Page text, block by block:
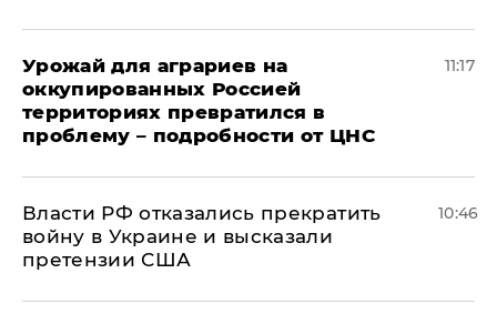
Урожай для аграриев на
оккупированных Россией
территориях превратился в
проблему – подробности от ЦНС
11:17
Власти РФ отказались прекратить
войну в Украине и высказали
претензии США
10:46